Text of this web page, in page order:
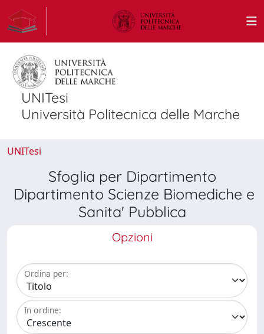
UNITesi
Università Politecnica delle Marche
UNITesi
Sfoglia per Dipartimento
Dipartimento Scienze Biomediche e
Sanita' Pubblica
Opzioni
Ordina per:
In ordine: